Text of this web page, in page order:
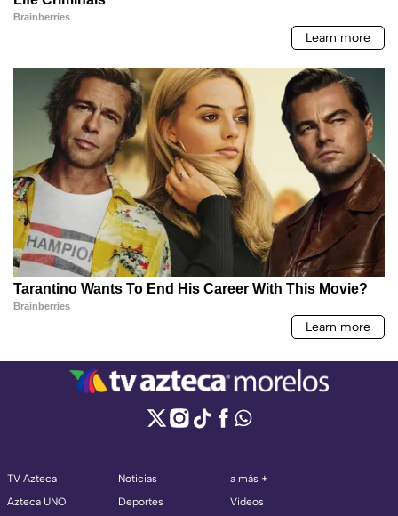
TV Azteca
Azteca UNO
Noticias
Deportes
a más +
Videos